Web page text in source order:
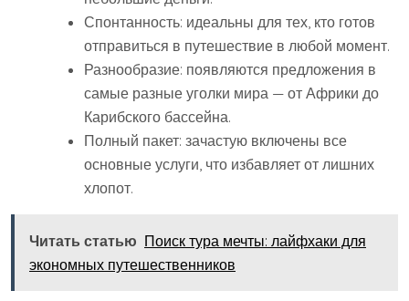
Спонтанность: идеальны для тех, кто готов
отправиться в путешествие в любой момент.
Разнообразие: появляются предложения в
самые разные уголки мира — от Африки до
Карибского бассейна.
Полный пакет: зачастую включены все
основные услуги, что избавляет от лишних
хлопот.
Читать статью Поиск тура мечты: лайфхаки для
экономных путешественников